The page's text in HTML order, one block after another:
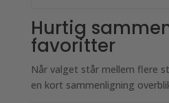
Hurtig
favoritter
Når valget står mellem flere
en kort sammenligning